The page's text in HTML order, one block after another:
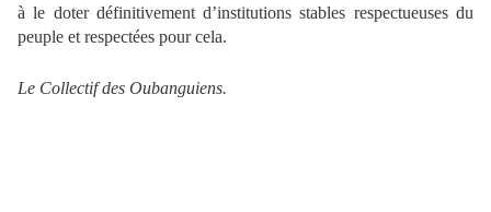
à le doter définitivement d’institutions stables respectueuses du
peuple et respectées pour cela.
Le Collectif des Oubanguiens.